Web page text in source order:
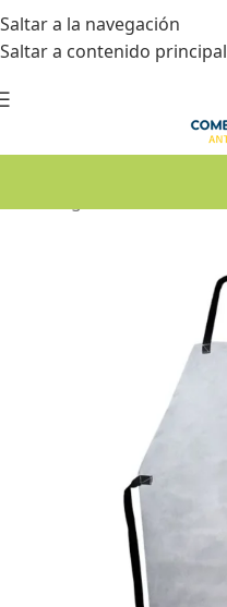
Saltar a la navegación
Saltar a contenido principal